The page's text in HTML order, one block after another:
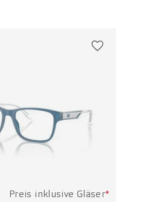
Preis inklusive Gläser*